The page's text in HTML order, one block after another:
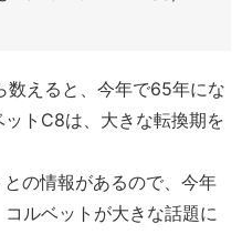
数えると、今年で65年にな
トC8は、大きな転換期を
の情報があるので、今年
ルベットが大きな話題に